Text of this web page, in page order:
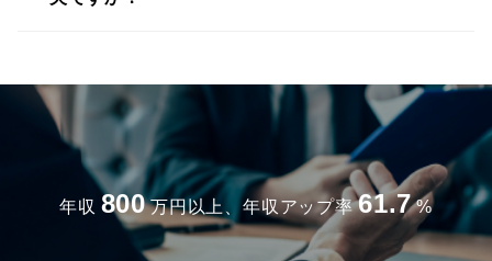
年収 800 万円以上、年収アップ率 61.7 %